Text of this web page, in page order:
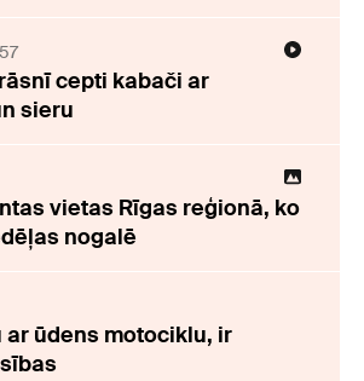
cepti kabači ar
sieru
vietas Rīgas reģionā, ko
nogalē
ar ūdens motociklu, ir